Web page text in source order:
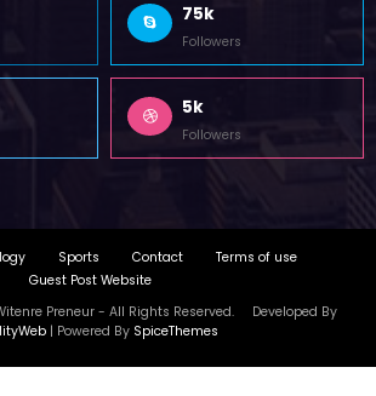
75k
Followers
5k
Followers
Sports Contact
Terms of use
Guest Post Website
Preneur - All Rights Reserved. Developed By
| Powered By SpiceThemes